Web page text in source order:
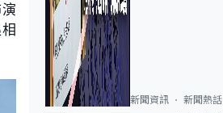
新聞資訊 新聞熱話